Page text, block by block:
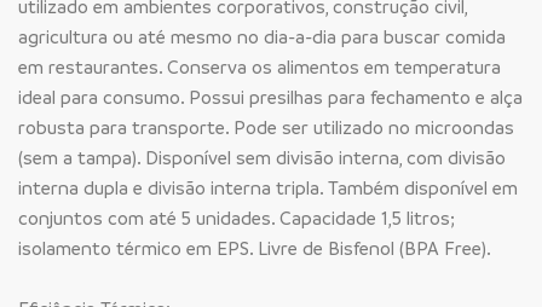
utilizado em ambientes corporativos, construção civil,
agricultura ou até mesmo no dia-a-dia para buscar comida
em restaurantes. Conserva os alimentos em temperatura
ideal para consumo. Possui presilhas para fechamento e alça
robusta para transporte. Pode ser utilizado no microondas
(sem a tampa). Disponível sem divisão interna, com divisão
interna dupla e divisão interna tripla. Também disponível em
conjuntos com até 5 unidades. Capacidade 1,5 litros;
isolamento térmico em EPS. Livre de Bisfenol (BPA Free).